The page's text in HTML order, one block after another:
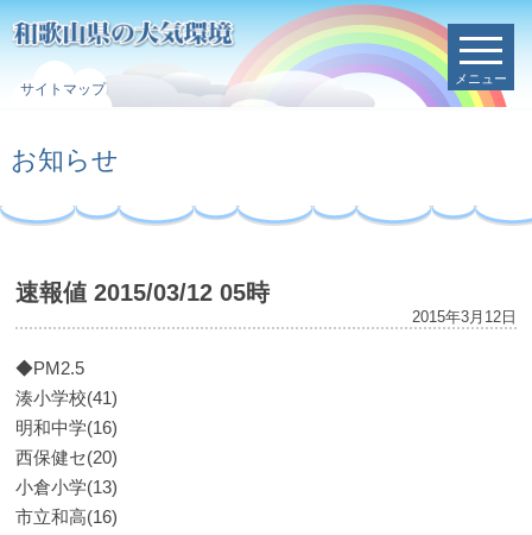
サイトマップ
メニュー
お知らせ
速報値 2015/03/12 05時
2015年3月12日
◆PM2.5
湊小学校(41)
明和中学(16)
西保健セ(20)
小倉小学(13)
市立和高(16)